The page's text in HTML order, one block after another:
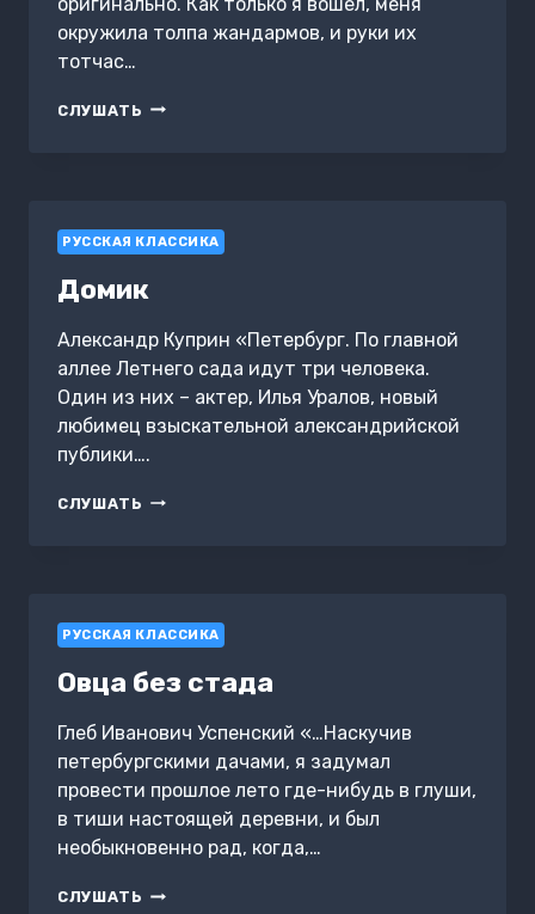
окружила толпа жандармов, и руки их
тотчас…
СЛУШАТЬ РУССКИЙ
РУССКАЯ КЛАССИКА
Домик
Александр Куприн «Петербург. По главной
аллее Летнего сада идут три человека.
Один из них – актер, Илья Уралов, новый
любимец взыскательной александрийской
публики….
СЛУШАТЬ ДОМИК
РУССКАЯ КЛАССИКА
Овца без стада
Глеб Иванович Успенский «…Наскучив
петербургскими дачами, я задумал
провести прошлое лето где-нибудь в глуши,
в тиши настоящей деревни, и был
необыкновенно рад, когда,…
СЛУШАТЬ ОВЦА